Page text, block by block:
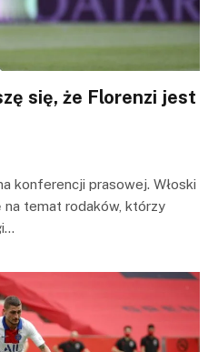
się, że Florenzi jest
konferencji prasowej. Włoski
na temat rodaków, którzy